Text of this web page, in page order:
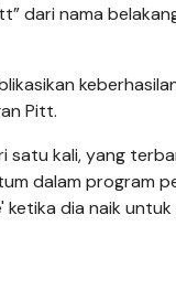
dari nama
Pitt.
satu kali, yang
dalam program
dia naik